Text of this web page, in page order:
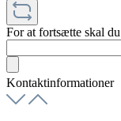
For at fortsætte skal
Kontaktinformationer